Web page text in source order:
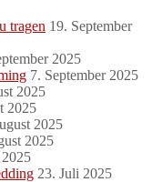
tragen 19. September
2025
7. September 2025
2025
2025
2025
2025
23. Juli 2025